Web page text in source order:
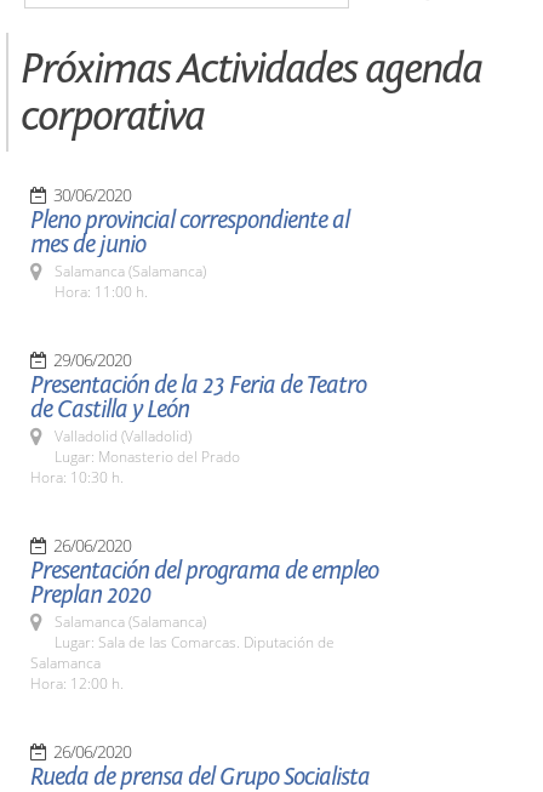
Próximas Actividades agenda
corporativa
30/06/2020
Pleno provincial correspondiente al
mes de junio
Salamanca (Salamanca)
Hora: 11:00 h.
29/06/2020
Presentación de la 23 Feria de Teatro
de Castilla y León
Valladolid (Valladolid)
Lugar: Monasterio del Prado
Hora: 10:30 h.
26/06/2020
Presentación del programa de empleo
Preplan 2020
Salamanca (Salamanca)
Lugar: Sala de las Comarcas. Diputación de
Salamanca
Hora: 12:00 h.
26/06/2020
Rueda de prensa del Grupo Socialista